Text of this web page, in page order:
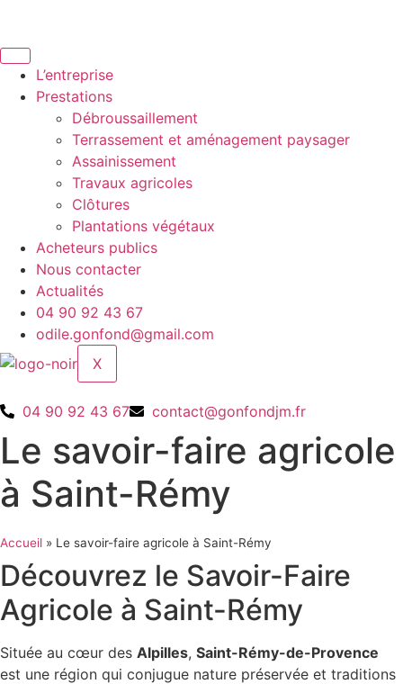
contenu
L’entreprise
Prestations
Débroussaillement
Terrassement et aménagement paysager
Assainissement
Travaux agricoles
Clôtures
Plantations végétaux
Acheteurs publics
Nous contacter
Actualités
04 90 92 43 67
odile.gonfond@gmail.com
X
04 90 92 43 67 contact@gonfondjm.fr
Le savoir-faire agricole
à Saint-Rémy
Accueil » Le savoir-faire agricole à Saint-Rémy
Découvrez le Savoir-Faire
Agricole à Saint-Rémy
Située au cœur des Alpilles, Saint-Rémy-de-Provence
est une région qui conjugue nature préservée et traditions